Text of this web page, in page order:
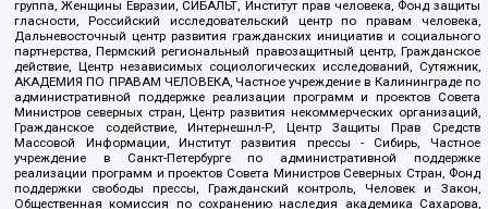
группа, Женщины Евразии, СИБАЛЬТ, Институт прав человека, Фонд защиты
гласности, Российский исследовательский центр по правам человека,
Дальневосточный центр развития гражданских инициатив и социального
партнерства, Пермский региональный правозащитный центр, Гражданское
действие, Центр независимых социологических исследований, Сутяжник,
АКАДЕМИЯ ПО ПРАВАМ ЧЕЛОВЕКА, Частное учреждение в Калининграде по
административной поддержке реализации программ и проектов Совета
Министров северных стран, Центр развития некоммерческих организаций,
Гражданское содействие, Интернешнл-Р, Центр Защиты Прав Средств
Массовой Информации, Институт развития прессы - Сибирь, Частное
учреждение в Санкт-Петербурге по административной поддержке
реализации программ и проектов Совета Министров Северных Стран, Фонд
поддержки свободы прессы, Гражданский контроль, Человек и Закон,
Общественная комиссия по сохранению наследия академика Сахарова,